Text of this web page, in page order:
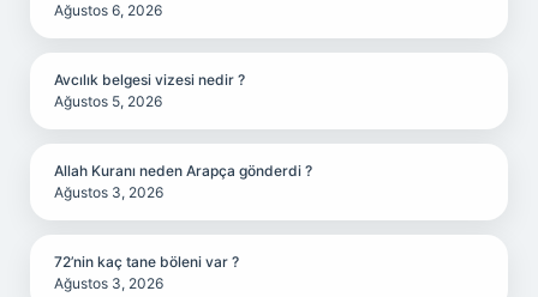
Ağustos 6, 2026
Avcılık belgesi vizesi nedir ?
Ağustos 5, 2026
Allah Kuranı neden Arapça gönderdi ?
Ağustos 3, 2026
72’nin kaç tane böleni var ?
Ağustos 3, 2026